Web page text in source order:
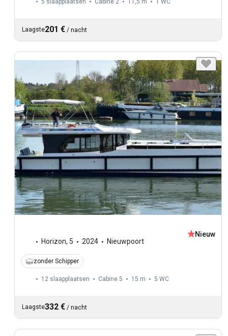
5 slaapplaatsen Cabine 2 11,5 m WC
Laagste201 € / nacht
Horizon, 5 2024 Nieuwpoort
Nieuw
zonder Schipper
12 slaapplaatsen Cabine 5 15 m 5 WC
Laagste332 € / nacht